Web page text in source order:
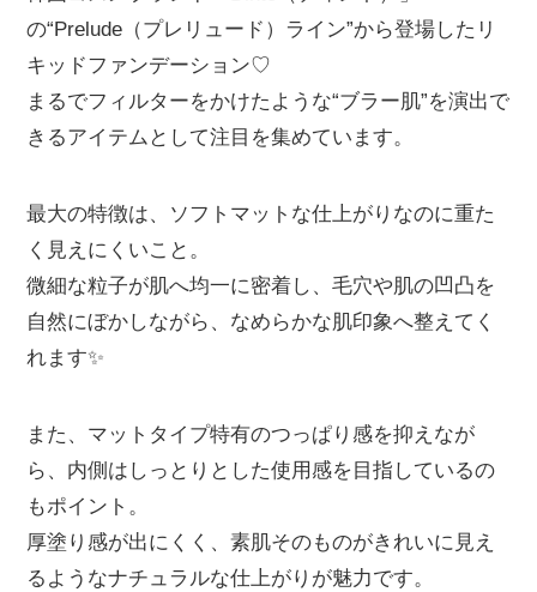
の“Prelude（プレリュード）ライン”から登場したリ
キッドファンデーション♡
まるでフィルターをかけたような“ブラー肌”を演出で
きるアイテムとして注目を集めています。
最大の特徴は、ソフトマットな仕上がりなのに重た
く見えにくいこと。
微細な粒子が肌へ均一に密着し、毛穴や肌の凹凸を
自然にぼかしながら、なめらかな肌印象へ整えてく
れます✨
また、マットタイプ特有のつっぱり感を抑えなが
ら、内側はしっとりとした使用感を目指しているの
もポイント。
厚塗り感が出にくく、素肌そのものがきれいに見え
るようなナチュラルな仕上がりが魅力です。